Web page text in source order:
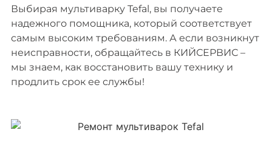
Выбирая мультиварку Tefal, вы получаете
надежного помощника, который соответствует
самым высоким требованиям. А если возникнут
неисправности, обращайтесь в КИЙСЕРВИС –
мы знаем, как восстановить вашу технику и
продлить срок ее службы!